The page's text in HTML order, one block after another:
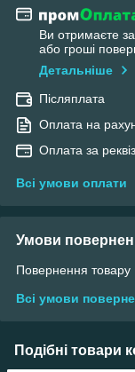
Ви отримаєте
або гроші
Детальніше
Післяплата
Оплата на
Оплата за
Всі умови оплати
Умови
Повернення товару
Всі умови
Подібні товари